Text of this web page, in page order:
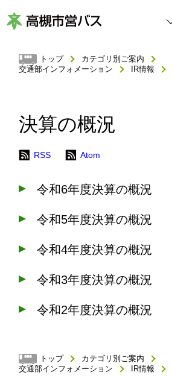
槻
市
ス
トップ
カテゴリ別ご案内
交通部インフォメーション
IR情報
決算の概況
RSS Atom
令和6年度決算の概況
令和5年度決算の概況
令和4年度決算の概況
令和3年度決算の概況
令和2年度決算の概況
トップ
カテゴリ別ご案内
交通部インフォメーション
IR情報